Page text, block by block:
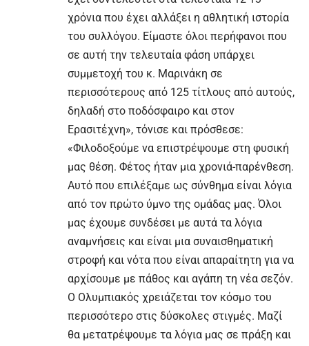
χρόνια που έχει αλλάξει η αθλητική ιστορία
του συλλόγου. Είμαστε όλοι περήφανοι που
σε αυτή την τελευταία φάση υπάρχει
συμμετοχή του κ. Μαρινάκη σε
περισσότερους από 125 τίτλους από αυτούς,
δηλαδή στο ποδόσφαιρο και στον
Ερασιτέχνη», τόνισε και πρόσθεσε:
«Φιλοδοξούμε να επιστρέψουμε στη φυσική
μας θέση. Φέτος ήταν μια χρονιά-παρένθεση.
Αυτό που επιλέξαμε ως σύνθημα είναι λόγια
από τον πρώτο ύμνο της ομάδας μας. Όλοι
μας έχουμε συνδέσει με αυτά τα λόγια
αναμνήσεις και είναι μια συναισθηματική
στροφή και νότα που είναι απαραίτητη για να
αρχίσουμε με πάθος και αγάπη τη νέα σεζόν.
Ο Ολυμπιακός χρειάζεται τον κόσμο του
περισσότερο στις δύσκολες στιγμές. Μαζί
θα μετατρέψουμε τα λόγια μας σε πράξη και